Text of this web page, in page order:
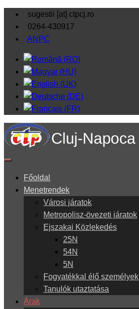
sugestii [at] ctpcj.ro
0264-430917
ANPC
Főoldal
Menetrendek
Városi járatok
Metropolisz-övezeti járatok
Ejszakai Közlekedés
25N
54N
5N
Fogyatékkal élő személyek
Tanulók utaztatása
Árak